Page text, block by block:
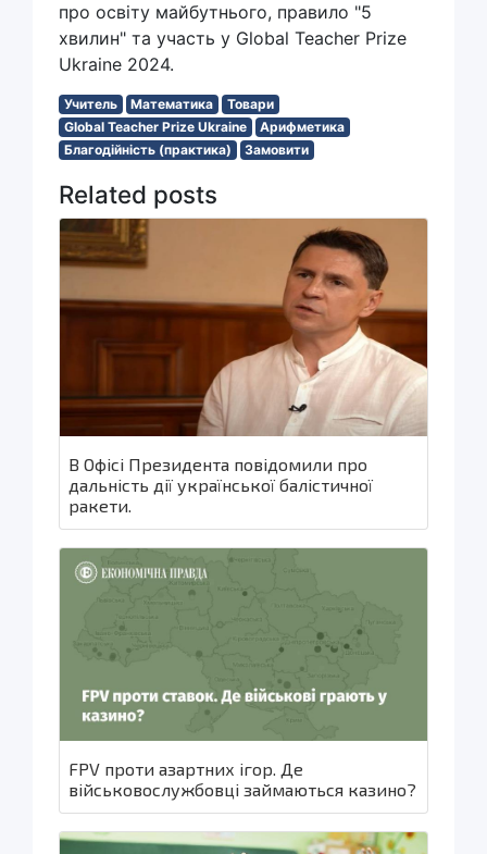
про освіту майбутнього, правило "5
хвилин" та участь у Global Teacher Prize
Ukraine 2024.
Учитель Математика
Товари
Global Teacher Prize Ukraine
Арифметика
Благодійність (практика)
Замовити
Related posts
В Офісі Президента повідомили про
дальність дії української балістичної
ракети.
FPV проти азартних ігор. Де
військовослужбовці займаються казино?